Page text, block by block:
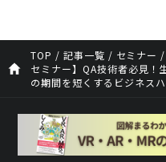
TOP / 記事一覧 / セミナー /
セミナー】QA技術者必見！
の期間を短くするビジネス